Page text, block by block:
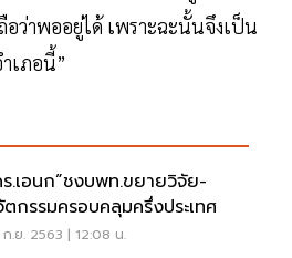
ว่าพออยู่ได้ เพราะฉะนั้นจึงเป็น
เภอนี้”
ร.เอนก”ชงบพท.ขยายวิจัย-
ตกรรมครอบคลุมครึ่งประเทศ
ก.ย. 2563 | 12:08 น.